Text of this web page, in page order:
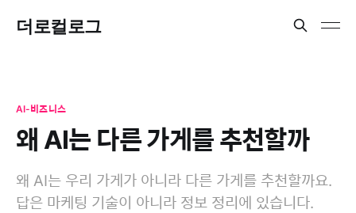
더로컬로그
AI-비즈니스
왜 AI는 다른 가게를 추천할까
왜 AI는 우리 가게가 아니라 다른 가게를 추천할까요.
답은 마케팅 기술이 아니라 정보 정리에 있습니다.